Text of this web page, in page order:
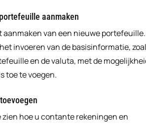
aanmaken
aanmaken van een nieuwe portefeuille.
invoeren van de basisinformatie,
en de valuta, met de
toe te voegen.
zien hoe u contante rekeningen en